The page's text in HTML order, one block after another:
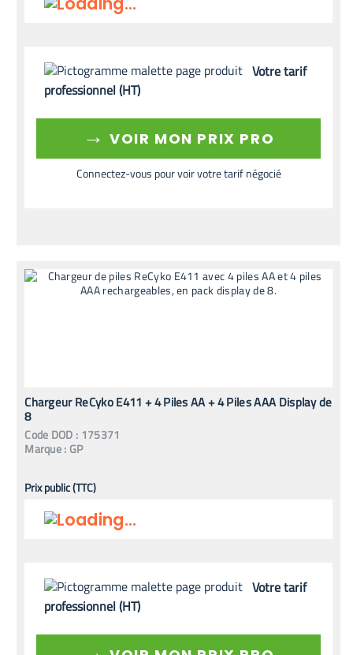
Votre tarif
professionnel (HT)
→ VOIR MON PRIX PRO
Connectez-vous pour voir votre tarif négocié
Chargeur ReCyko E411 + 4 Piles AA + 4 Piles AAA Display de
8
Code DOD : 175371
Marque : GP
Prix public (TTC)
Votre tarif
professionnel (HT)